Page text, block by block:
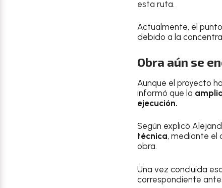
esta ruta.
Actualmente, el
debido a la
Obra aún se
Aunque el proyecto
informó que la
ejecución.
Según explicó
técnica, mediante el
obra.
Una vez concluida
correspondiente